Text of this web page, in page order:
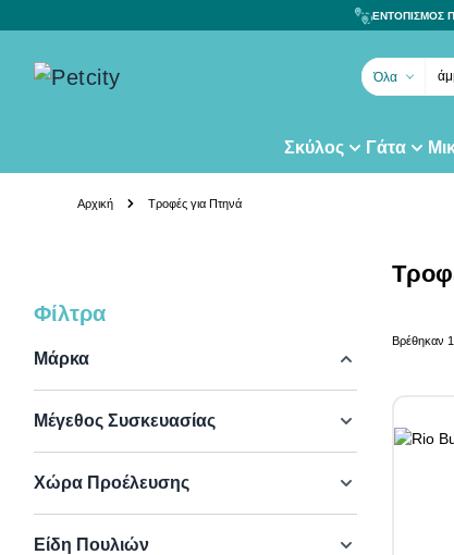
ΕΝΤΟΠΙΣΜΟΣ
Όλα
Σκύλος Γάτα
Αρχική Τροφές για Πτηνά
Skip to product list
Φίλτρα
Μάρκα
Μέγεθος Συσκευασίας
Χώρα Προέλευσης
Είδη Πουλιών
Βρέθηκαν 1